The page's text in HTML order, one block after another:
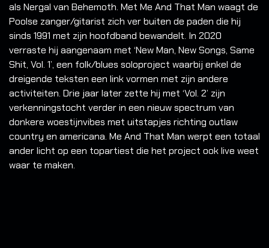
als Nergal van Behemoth. Met Me And That Man waagt de
Poolse zanger/gitarist zich ver buiten de paden die hij
sinds 1991 met zijn hoofdband bewandelt. In 2020
verraste hij aangenaam met ‘New Man, New Songs, Same
Shit, Vol. 1’, een folk/blues soloproject waarbij enkel de
dreigende teksten een link vormen met zijn andere
activiteiten. Drie jaar later zette hij met ‘Vol. 2’ zijn
verkenningstocht verder in een nieuw spectrum van
donkere woestijnvibes met uitstapjes richting outlaw
country en americana. Me And That Man werpt een totaal
ander licht op een topartiest die het project ook live weet
waar te maken.